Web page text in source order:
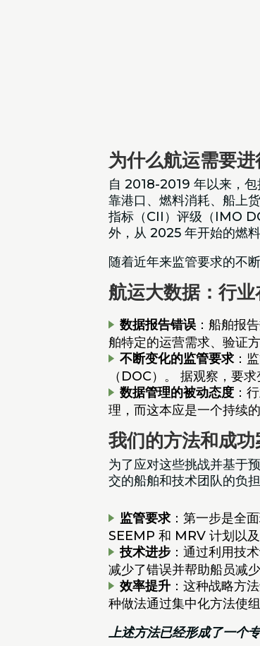
为什么航运需要
自 2018-2019 年以来，
靠港口、燃料消耗、船上
指标（CII）评级（IMO
外，从 2025 年开始的燃
随着近年来监管要求的不
航运大数据：行
数据报告错误 ：船舶报
舶特定的运营需求、验证
不断变化的监管要求：
（DOC）。 据观察，要
数据管理的被动态度 ：
理，而这本应是一个持续的
我们的方法和成功
为了应对这些挑战并基于
交的船舶和技术团队的负担
监管要求：第一步是全
SEEMP 和 MRV 计划以
技术进步 ：通过利用技
减少了错误并帮助船员减
效率提升 ：这种战略方
种做法通过集中化方法使
上述方法已经形成了一个